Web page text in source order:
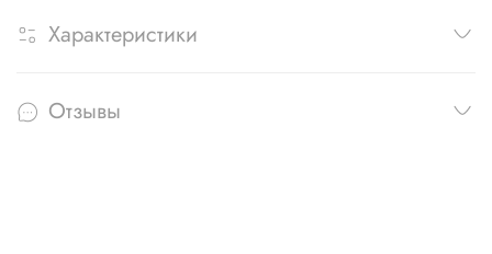
Характеристики
Отзывы